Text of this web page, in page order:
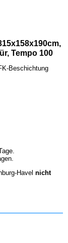
Tempo 100
Beschichtung
Havel nicht